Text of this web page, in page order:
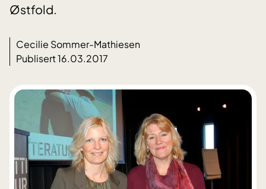
Østfold.
Cecilie Sommer-Mathiesen
Publisert 16.03.2017